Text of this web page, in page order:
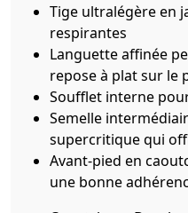
Tige ultralégère en
respirantes
Languette affinée
repose à plat sur le
Soufflet interne
Semelle
supercritique qui
Avant-pied en
une bonne